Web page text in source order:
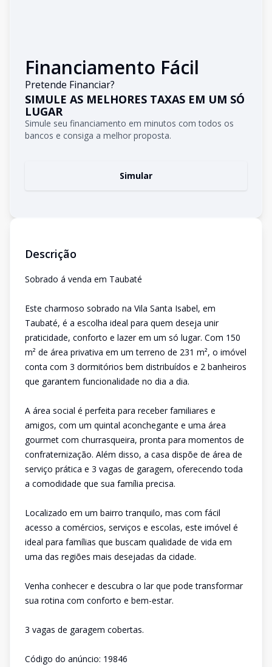
Financiamento Fácil
Pretende Financiar?
SIMULE AS MELHORES TAXAS EM UM SÓ
LUGAR
Simule seu financiamento em minutos com todos os
bancos e consiga a melhor proposta.
Simular
Descrição
Sobrado á venda em Taubaté
Este charmoso sobrado na Vila Santa Isabel, em
Taubaté, é a escolha ideal para quem deseja unir
praticidade, conforto e lazer em um só lugar. Com 150
m² de área privativa em um terreno de 231 m², o imóvel
conta com 3 dormitórios bem distribuídos e 2 banheiros
que garantem funcionalidade no dia a dia.
A área social é perfeita para receber familiares e
amigos, com um quintal aconchegante e uma área
gourmet com churrasqueira, pronta para momentos de
confraternização. Além disso, a casa dispõe de área de
serviço prática e 3 vagas de garagem, oferecendo toda
a comodidade que sua família precisa.
Localizado em um bairro tranquilo, mas com fácil
acesso a comércios, serviços e escolas, este imóvel é
ideal para famílias que buscam qualidade de vida em
uma das regiões mais desejadas da cidade.
Venha conhecer e descubra o lar que pode transformar
sua rotina com conforto e bem-estar.
3 vagas de garagem cobertas.
Código do anúncio: 19846